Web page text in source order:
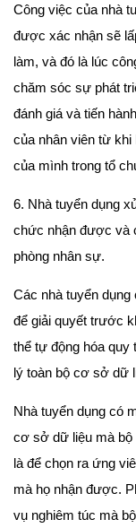
Công việc của nhà
được xác nhận sẽ
làm, và đó là lúc
chăm sóc sự phát
đánh giá và tiến
của nhân viên từ khi
của mình trong tổ
6. Nhà tuyển dụng
chức nhận được và
phòng nhân sự.
Các nhà tuyển
để giải quyết trước
thể tự động hóa quy
lý toàn bộ cơ sở dữ
Nhà tuyển dụng có
cơ sở dữ liệu mà bộ
là để chọn ra ứng
mà họ nhận được.
vụ nghiêm túc mà